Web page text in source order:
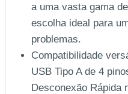
a uma vasta gama
escolha ideal para
problemas.
Compatibilidade
USB Tipo A de 4
Desconexão Rápida